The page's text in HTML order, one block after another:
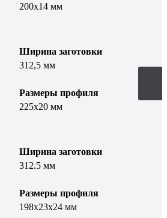
200х14 мм
Ширина заготовки
312,5 мм
Размеры профиля
225х20 мм
Ширина заготовки
312.5 мм
Размеры профиля
198х23х24 мм